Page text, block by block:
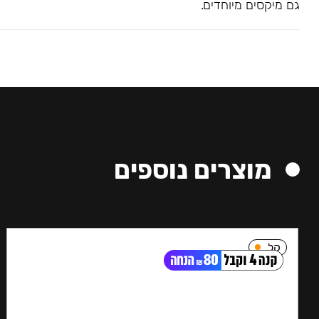
גם מיקסים מיוחדים.
מוצרים נוספים
קל